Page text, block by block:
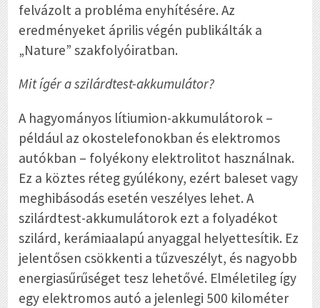
felvázolt a probléma enyhítésére. Az
eredményeket április végén publikálták a
„Nature” szakfolyóiratban.
Mit ígér a szilárdtest-akkumulátor?
A hagyományos lítiumion-akkumulátorok –
például az okostelefonokban és elektromos
autókban – folyékony elektrolitot használnak.
Ez a köztes réteg gyúlékony, ezért baleset vagy
meghibásodás esetén veszélyes lehet. A
szilárdtest-akkumulátorok ezt a folyadékot
szilárd, kerámiaalapú anyaggal helyettesítik. Ez
jelentősen csökkenti a tűzveszélyt, és nagyobb
energiasűrűséget tesz lehetővé. Elméletileg így
egy elektromos autó a jelenlegi 500 kilométer